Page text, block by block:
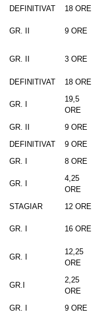
DEFINITIVAT
18 ORE
GR. II 9 ORE
GR. II 3 ORE
DEFINITIVAT 18 ORE
GR. I
19,5
ORE
GR. II
9 ORE
DEFINITIVAT
9 ORE
GR. I 8 ORE
GR. I
4,25
ORE
STAGIAR
12 ORE
GR. I 16 ORE
GR. I
12,25
ORE
GR.I
2,25
ORE
GR. I
9 ORE